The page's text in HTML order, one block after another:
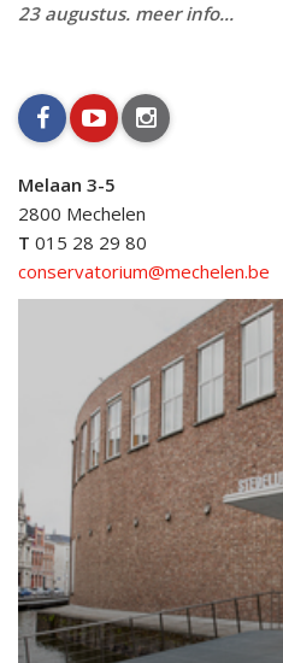
23 augustus. meer info...
Melaan 3-5
2800 Mechelen
T 015 28 29 80
conservatorium@mechelen.be